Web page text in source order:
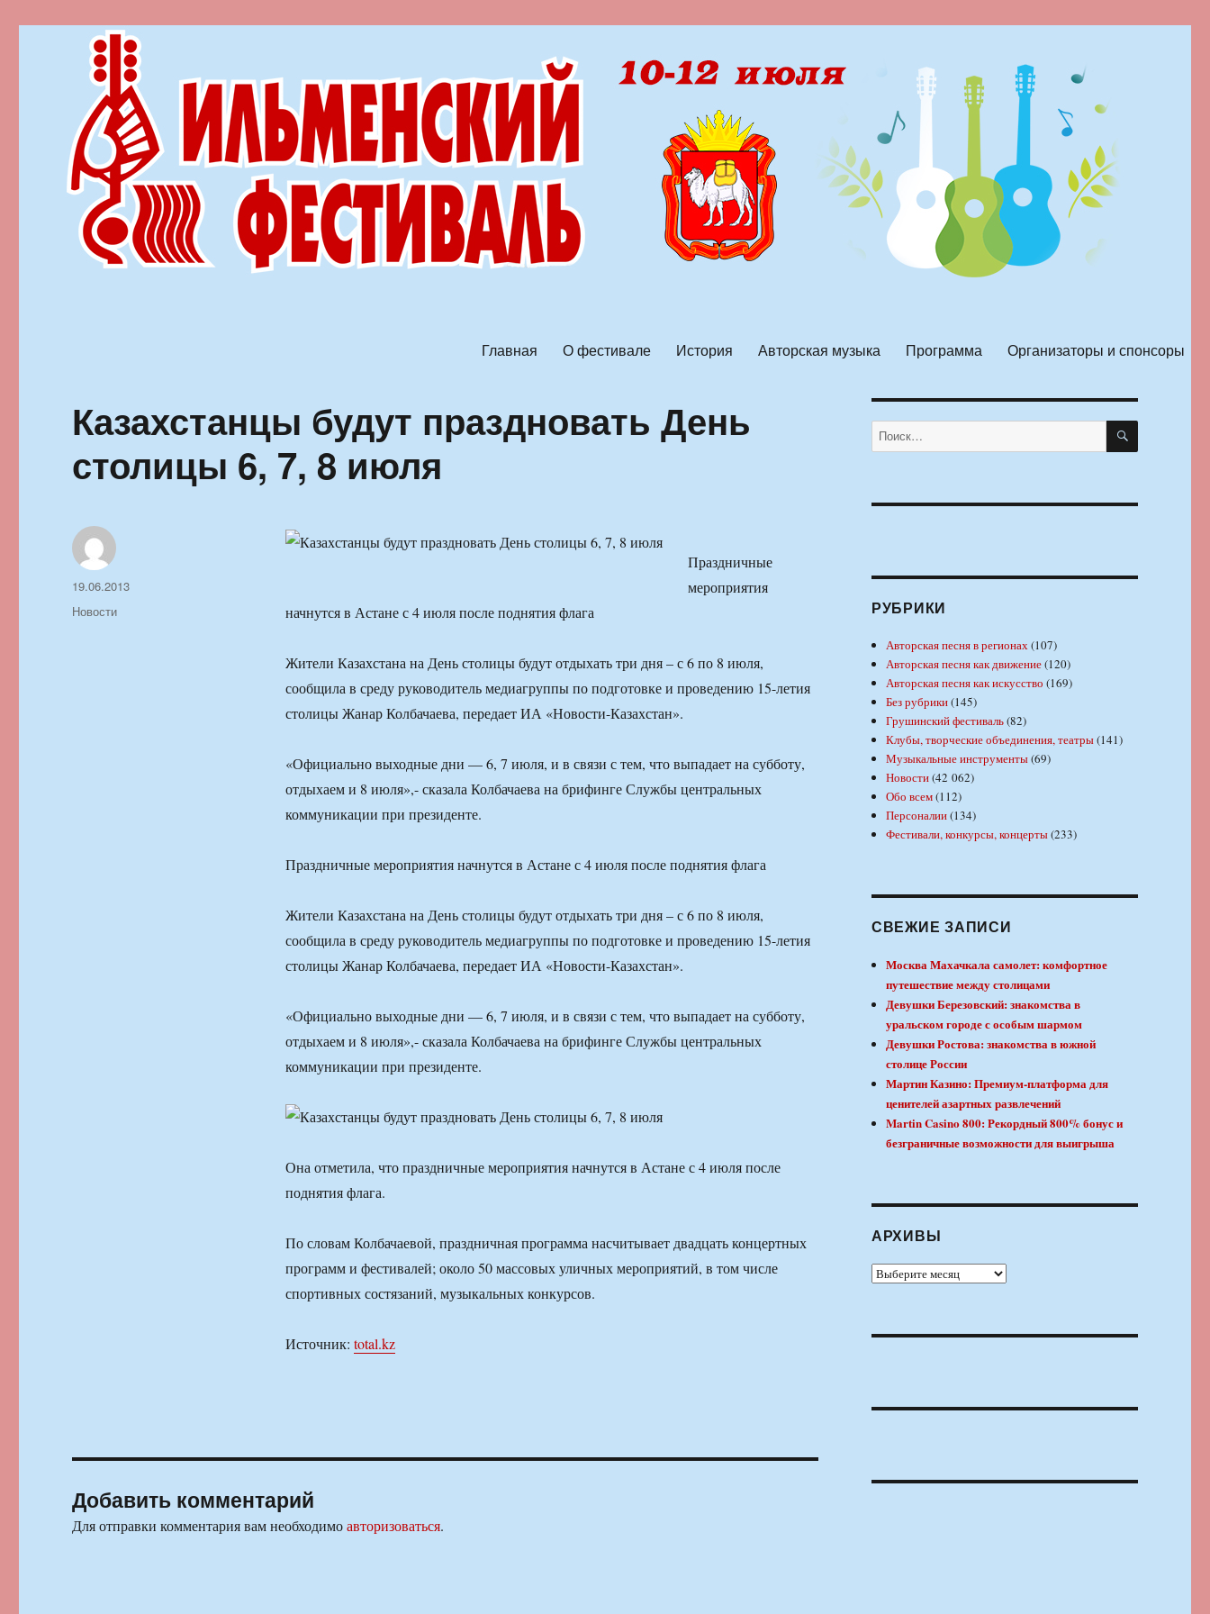
Главная О фестивале История Авторская музыка Программа Организаторы и спонсоры
Казахстанцы будут праздновать День
столицы 6, 7, 8 июля
Праздничные
мероприятия
начнутся в Астане с 4 июля после поднятия флага
Жители Казахстана на День столицы будут отдыхать три дня – с 6 по 8 июля,
сообщила в среду руководитель медиагруппы по подготовке и проведению 15-летия
столицы Жанар Колбачаева, передает ИА «Новости-Казахстан».
«Официально выходные дни — 6, 7 июля, и в связи с тем, что выпадает на субботу,
отдыхаем и 8 июля»,- сказала Колбачаева на брифинге Службы центральных
коммуникации при президенте.
Праздничные мероприятия начнутся в Астане с 4 июля после поднятия флага
Жители Казахстана на День столицы будут отдыхать три дня – с 6 по 8 июля,
сообщила в среду руководитель медиагруппы по подготовке и проведению 15-летия
столицы Жанар Колбачаева, передает ИА «Новости-Казахстан».
«Официально выходные дни — 6, 7 июля, и в связи с тем, что выпадает на субботу,
отдыхаем и 8 июля»,- сказала Колбачаева на брифинге Службы центральных
коммуникации при президенте.
Она отметила, что праздничные мероприятия начнутся в Астане с 4 июля после
поднятия флага.
По словам Колбачаевой, праздничная программа насчитывает двадцать концертных
программ и фестивалей; около 50 массовых уличных мероприятий, в том числе
спортивных состязаний, музыкальных конкурсов.
Источник: total.kz
Автор
Опубликовано
19.06.2013
Рубрики
Новости
Добавить комментарий
Для отправки комментария вам необходимоавторизоваться.
Искать: ПОИСК
РУБРИКИ
Авторская песня в регионах(107)
Авторская песня как движение(120)
Авторская песня как искусство (169)
Без рубрики(145)
Грушинский фестиваль(82)
Клубы, творческие объединения, театры(141)
Музыкальные инструменты(69)
Новости(42 062)
Обо всем(112)
Персоналии(134)
Фестивали, конкурсы, концерты(233)
СВЕЖИЕ ЗАПИСИ
Москва Махачкала самолет: комфортное
путешествие между столицами
Девушки Березовский: знакомства в
уральском городе с особым шармом
Девушки Ростова: знакомства в южной
столице России
Мартин Казино: Премиум-платформа для
ценителей азартных развлечений
Martin Casino 800: Рекордный 800% бонус и
безграничные возможности для выигрыша
АРХИВЫ
Архивы